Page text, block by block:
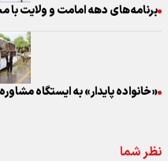
برنامه‌های دهه امامت و ولایت
«خانواده پایدار» به ایستگاه
نظر شما